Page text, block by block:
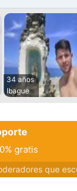
34 años
Ibague
gratis
que